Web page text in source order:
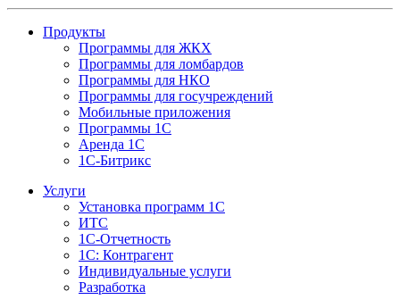
Продукты
Программы для ЖКХ
Программы для ломбардов
Программы для НКО
Программы для госучреждений
Мобильные приложения
Программы 1С
Аренда 1С
1С-Битрикс
Услуги
Установка программ 1С
ИТС
1С-Отчетность
1С: Контрагент
Индивидуальные услуги
Разработка